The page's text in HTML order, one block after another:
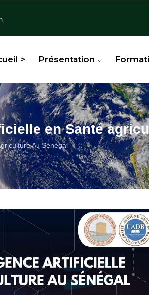
> Présentation
en Santé
Au Sénégal